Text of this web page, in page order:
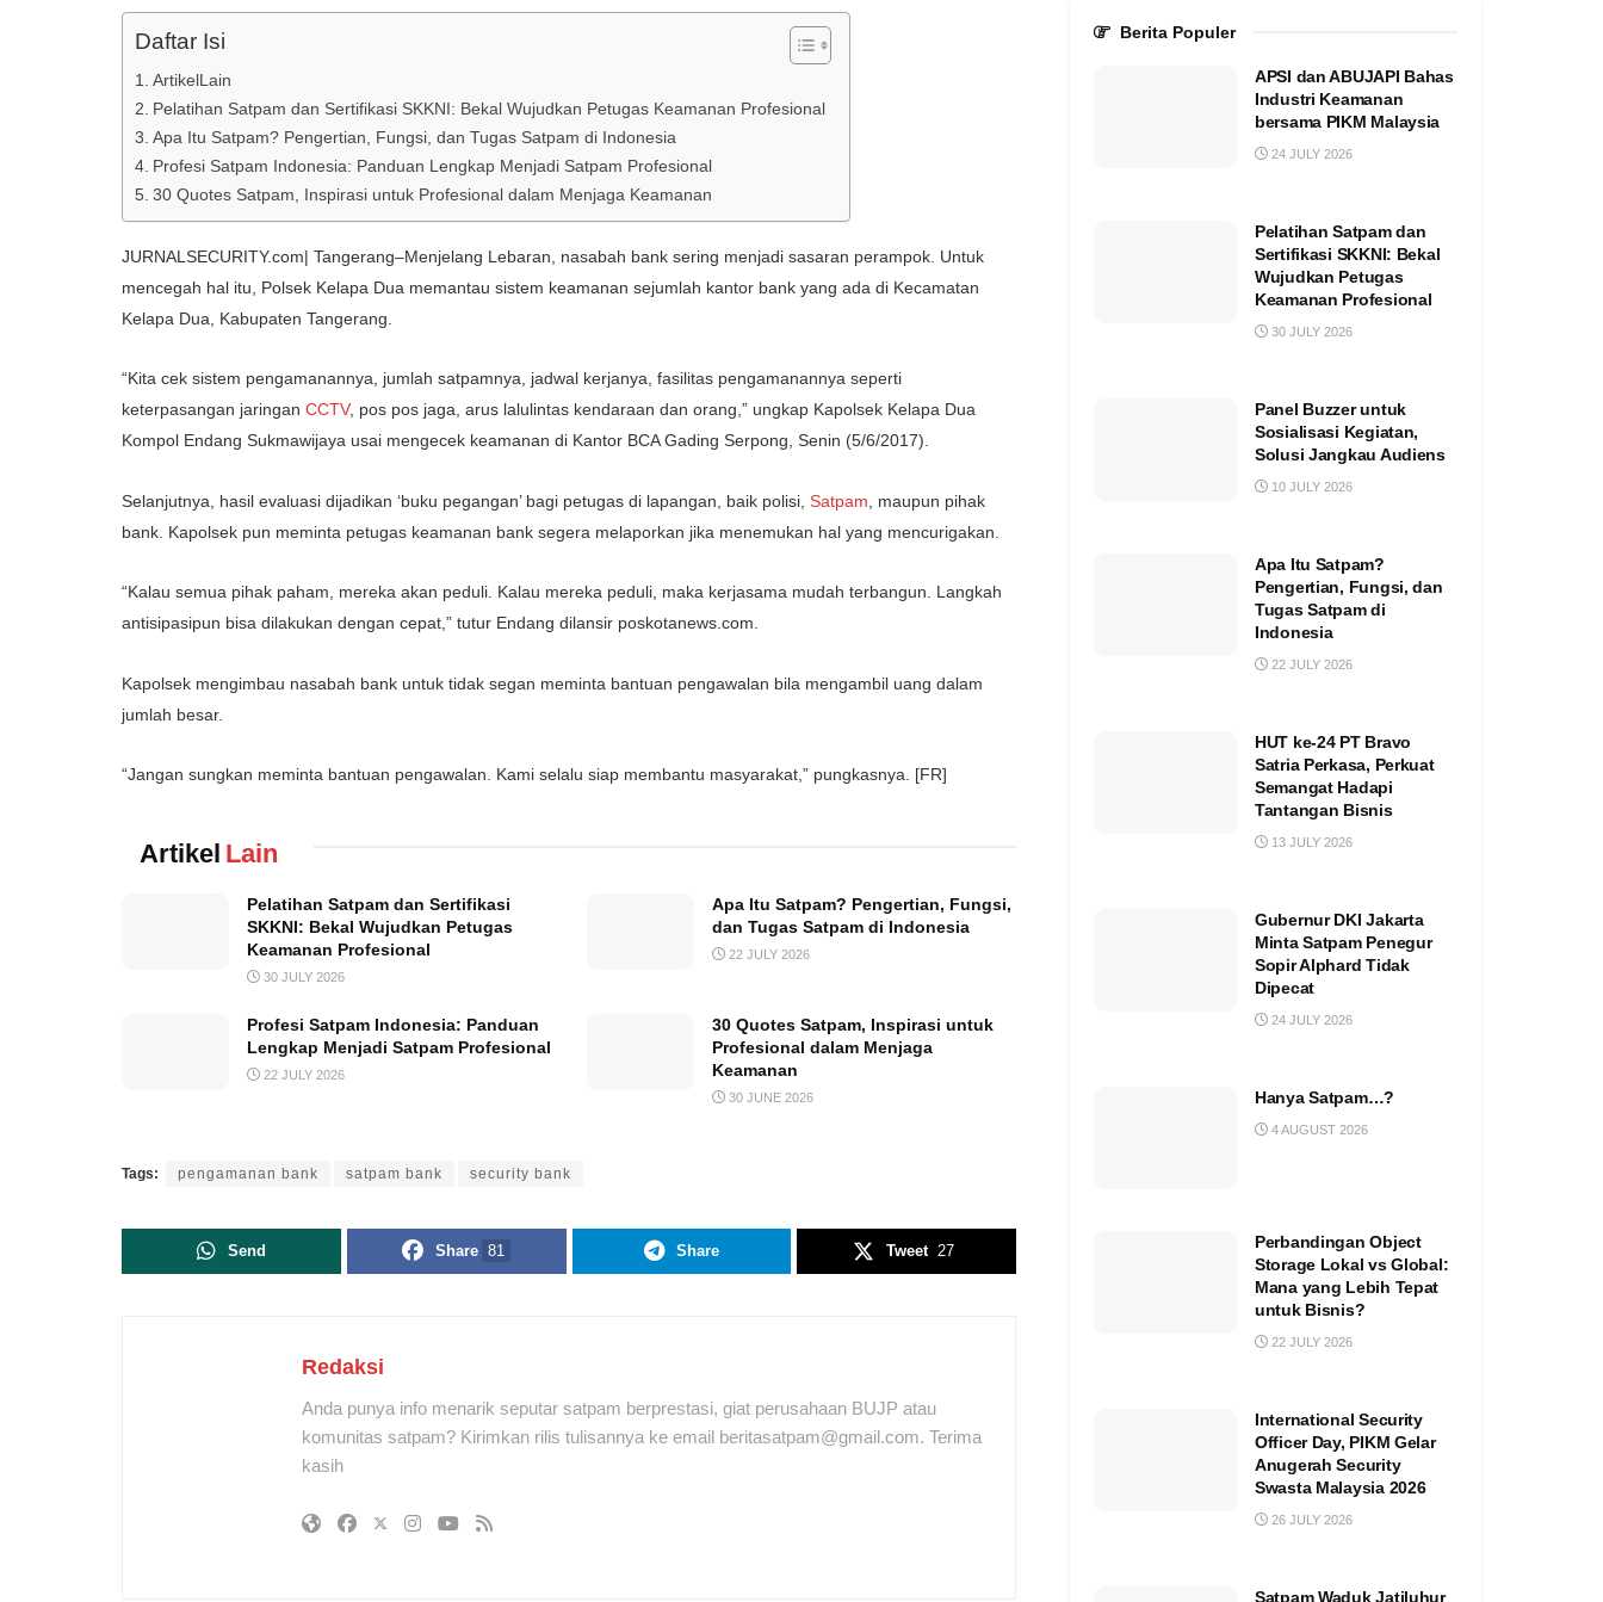
Daftar Isi
ArtikelLain
Pelatihan Satpam dan Sertifikasi SKKNI: Bekal Wujudkan Petugas Keamanan Profesional
Apa Itu Satpam? Pengertian, Fungsi, dan Tugas Satpam di Indonesia
Profesi Satpam Indonesia: Panduan Lengkap Menjadi Satpam Profesional
30 Quotes Satpam, Inspirasi untuk Profesional dalam Menjaga Keamanan
JURNALSECURITY.com| Tangerang–Menjelang Lebaran, nasabah bank sering menjadi sasaran perampok. Untuk
mencegah hal itu, Polsek Kelapa Dua memantau sistem keamanan sejumlah kantor bank yang ada di Kecamatan
Kelapa Dua, Kabupaten Tangerang.
“Kita cek sistem pengamanannya, jumlah satpamnya, jadwal kerjanya, fasilitas pengamanannya seperti
keterpasangan jaringan CCTV, pos pos jaga, arus lalulintas kendaraan dan orang,” ungkap Kapolsek Kelapa Dua
Kompol Endang Sukmawijaya usai mengecek keamanan di Kantor BCA Gading Serpong, Senin (5/6/2017).
Selanjutnya, hasil evaluasi dijadikan ‘buku pegangan’ bagi petugas di lapangan, baik polisi, Satpam , maupun pihak
bank. Kapolsek pun meminta petugas keamanan bank segera melaporkan jika menemukan hal yang mencurigakan.
“Kalau semua pihak paham, mereka akan peduli. Kalau mereka peduli, maka kerjasama mudah terbangun. Langkah
antisipasipun bisa dilakukan dengan cepat,” tutur Endang dilansir poskotanews.com.
Kapolsek mengimbau nasabah bank untuk tidak segan meminta bantuan pengawalan bila mengambil uang dalam
jumlah besar.
“Jangan sungkan meminta bantuan pengawalan. Kami selalu siap membantu masyarakat,” pungkasnya. [FR]
Artikel Lain
Pelatihan Satpam dan Sertifikasi
SKKNI: Bekal Wujudkan Petugas
Keamanan Profesional
30 JULY 2026
Apa Itu Satpam? Pengertian, Fungsi,
dan Tugas Satpam di Indonesia
22 JULY 2026
Profesi Satpam Indonesia: Panduan
Lengkap Menjadi Satpam Profesional
22 JULY 2026
30 Quotes Satpam, Inspirasi untuk
Profesional dalam Menjaga
Keamanan
30 JUNE 2026
Tags: pengamanan bank satpam bank security bank
Send Share 81 Share Tweet 27
Redaksi
Anda punya info menarik seputar satpam berprestasi, giat perusahaan BUJP atau
komunitas satpam? Kirimkan rilis tulisannya ke email beritasatpam@gmail.com. Terima
kasih
Berita Populer
APSI dan ABUJAPI Bahas
Industri Keamanan
bersama PIKM Malaysia
24 JULY 2026
Pelatihan Satpam dan
Sertifikasi SKKNI: Bekal
Wujudkan Petugas
Keamanan Profesional
30 JULY 2026
Panel Buzzer untuk
Sosialisasi Kegiatan,
Solusi Jangkau Audiens
10 JULY 2026
Apa Itu Satpam?
Pengertian, Fungsi, dan
Tugas Satpam di
Indonesia
22 JULY 2026
HUT ke-24 PT Bravo
Satria Perkasa, Perkuat
Semangat Hadapi
Tantangan Bisnis
13 JULY 2026
Gubernur DKI Jakarta
Minta Satpam Penegur
Sopir Alphard Tidak
Dipecat
24 JULY 2026
Hanya Satpam…?
4 AUGUST 2026
Perbandingan Object
Storage Lokal vs Global:
Mana yang Lebih Tepat
untuk Bisnis?
22 JULY 2026
International Security
Officer Day, PIKM Gelar
Anugerah Security
Swasta Malaysia 2026
26 JULY 2026
Satpam Waduk Jatiluhur